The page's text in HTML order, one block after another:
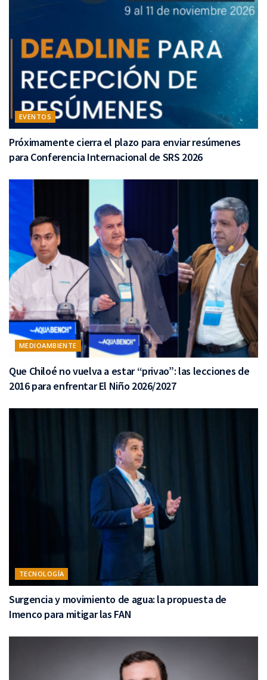
EVENTOS
Próximamente cierra el plazo para enviar resúmenes
para Conferencia Internacional de SRS 2026
MEDIOAMBIENTE
Que Chiloé no vuelva a estar “privao”: las lecciones de
2016 para enfrentar El Niño 2026/2027
TECNOLOGÍA
Surgencia y movimiento de agua: la propuesta de
Imenco para mitigar las FAN